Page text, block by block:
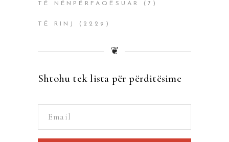
TË NËNPËRFAQËSUAR (7)
TË RINJ (2229)
❦
Shtohu tek lista për përditësime